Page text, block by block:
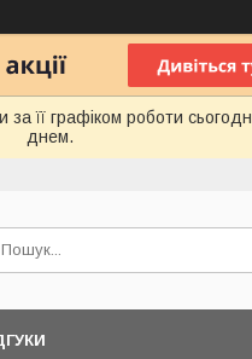
її графіком роботи
днем.